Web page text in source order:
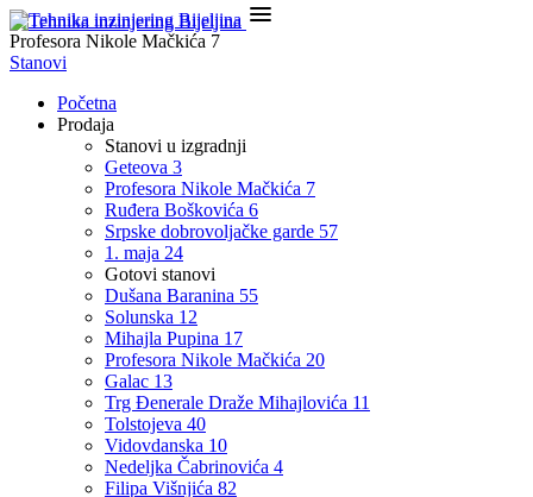
Profesora Nikole Mačkića 7
Stanovi
Početna
Prodaja
Stanovi u izgradnji
Geteova 3
Profesora Nikole Mačkića 7
Ruđera Boškovića 6
Srpske dobrovoljačke garde 57
1. maja 24
Gotovi stanovi
Dušana Baranina 55
Solunska 12
Mihajla Pupina 17
Profesora Nikole Mačkića 20
Galac 13
Trg Đenerale Draže Mihajlovića 11
Tolstojeva 40
Vidovdanska 10
Nedeljka Čabrinovića 4
Filipa Višnjića 82
